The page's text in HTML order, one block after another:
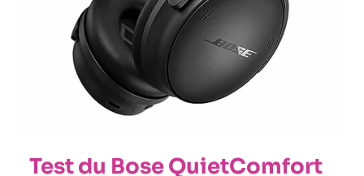
Test du Bose QuietComfort